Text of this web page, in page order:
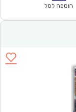
הוספה לסל